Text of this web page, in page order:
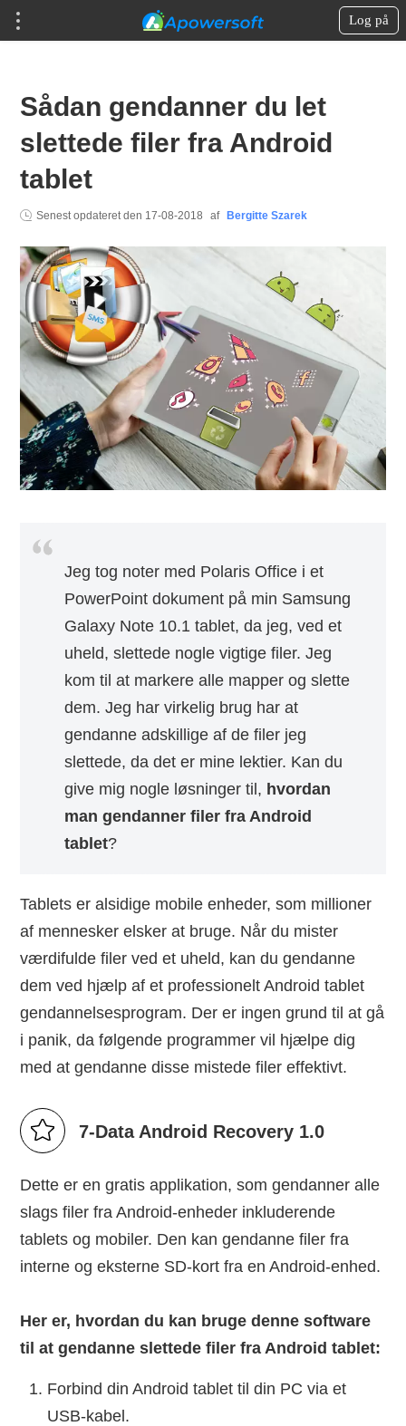
Log på
Sådan gendanner du let
slettede filer fra Android
tablet
Senest opdateret den 17-08-2018 af Bergitte Szarek
Jeg tog noter med Polaris Office i et
PowerPoint dokument på min Samsung
Galaxy Note 10.1 tablet, da jeg, ved et
uheld, slettede nogle vigtige filer. Jeg
kom til at markere alle mapper og slette
dem. Jeg har virkelig brug har at
gendanne adskillige af de filer jeg
slettede, da det er mine lektier. Kan du
give mig nogle løsninger til, hvordan
man gendanner filer fra Android
tablet?
Tablets er alsidige mobile enheder, som millioner
af mennesker elsker at bruge. Når du mister
værdifulde filer ved et uheld, kan du gendanne
dem ved hjælp af et professionelt Android tablet
gendannelsesprogram. Der er ingen grund til at gå
i panik, da følgende programmer vil hjælpe dig
med at gendanne disse mistede filer effektivt.
7-Data Android Recovery 1.0
Dette er en gratis applikation, som gendanner alle
slags filer fra Android-enheder inkluderende
tablets og mobiler. Den kan gendanne filer fra
interne og eksterne SD-kort fra en Android-enhed.
Her er, hvordan du kan bruge denne software
til at gendanne slettede filer fra Android tablet:
Forbind din Android tablet til din PC via et
USB-kabel.